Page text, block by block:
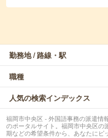
勤務地 / 路線・駅
職種
人気の検索インデックス
福岡市中央区 - 外国語事務の派遣情
のポータルサイト。福岡市中央区の
期などの希望条件から、あなたにピ